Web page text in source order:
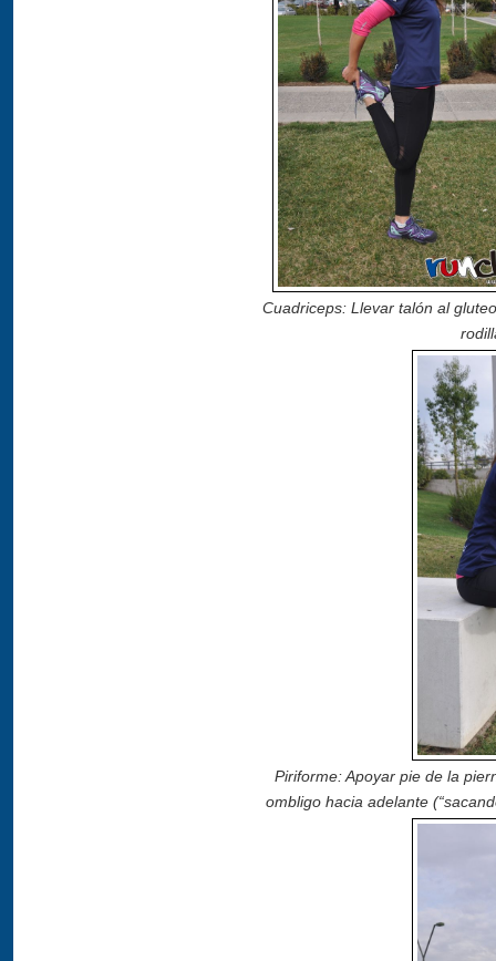
Cuadriceps: Llevar talón al
Piriforme: Apoyar pie de la
ombligo hacia adelante